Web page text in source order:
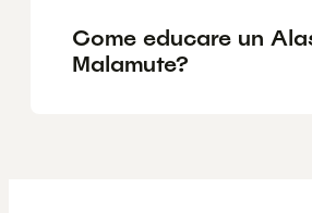
Come educare un
Malamute?